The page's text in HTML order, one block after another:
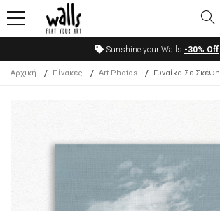
Sunshine your Walls -30% Off
Αρχική Πίνακες Art Photos Γυναίκα Σε Σκέψη